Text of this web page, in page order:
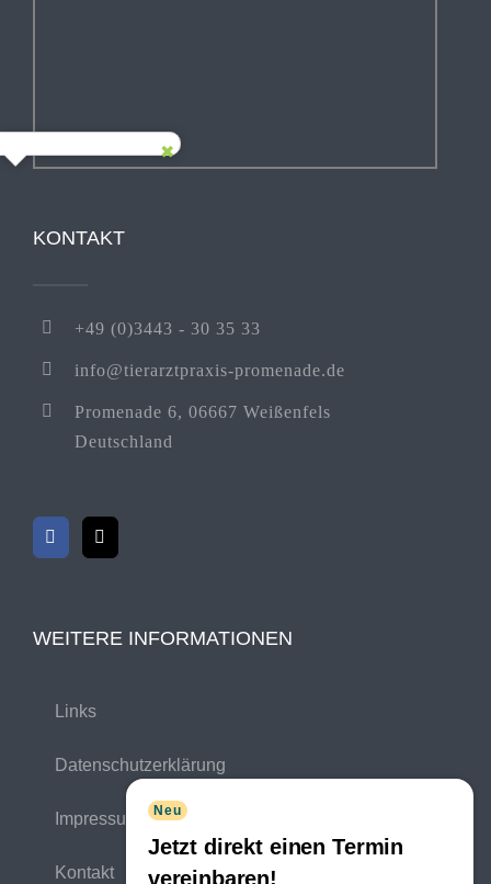
Neu
Jetzt direkt einen Termin
vereinbaren!
KONTAKT
+49 (0)3443 - 30 35 33
info@tierarztpraxis-promenade.de
Promenade 6, 06667 Weißenfels
Deutschland
WEITERE INFORMATIONEN
Links
Datenschutzerklärung
Impressum
Kontakt